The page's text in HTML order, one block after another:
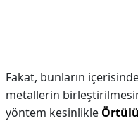
Fakat, bunların
metallerin
yöntem kesinlikle